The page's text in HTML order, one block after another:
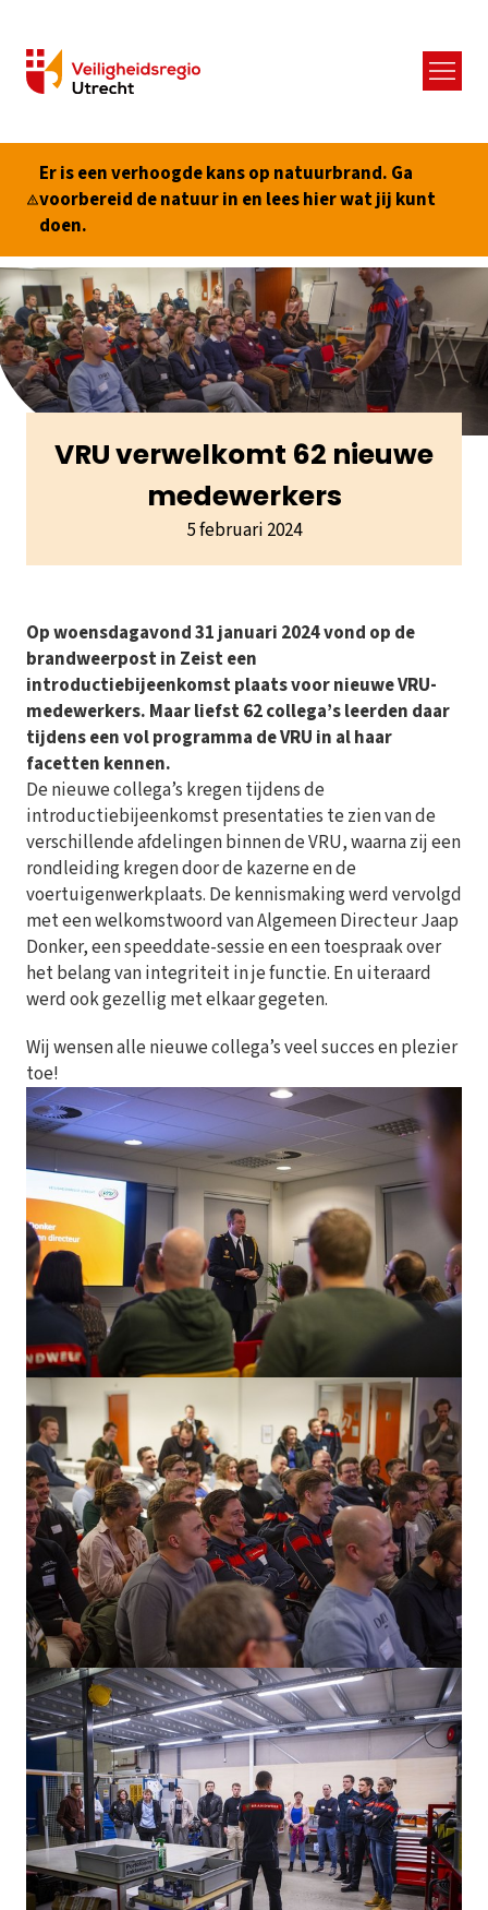
Menu
Er is een verhoogde kans op natuurbrand. Ga
voorbereid de natuur in en lees hier wat jij kunt
doen.
VRU verwelkomt 62 nieuwe
medewerkers
5 februari 2024
Op woensdagavond 31 januari 2024 vond op de
brandweerpost in Zeist een
introductiebijeenkomst plaats voor nieuwe VRU-
medewerkers. Maar liefst 62 collega’s leerden daar
tijdens een vol programma de VRU in al haar
facetten kennen.
De nieuwe collega’s kregen tijdens de
introductiebijeenkomst presentaties te zien van de
verschillende afdelingen binnen de VRU, waarna zij een
rondleiding kregen door de kazerne en de
voertuigenwerkplaats. De kennismaking werd vervolgd
met een welkomstwoord van Algemeen Directeur Jaap
Donker, een speeddate-sessie en een toespraak over
het belang van integriteit in je functie. En uiteraard
werd ook gezellig met elkaar gegeten.
Wij wensen alle nieuwe collega’s veel succes en plezier
toe!